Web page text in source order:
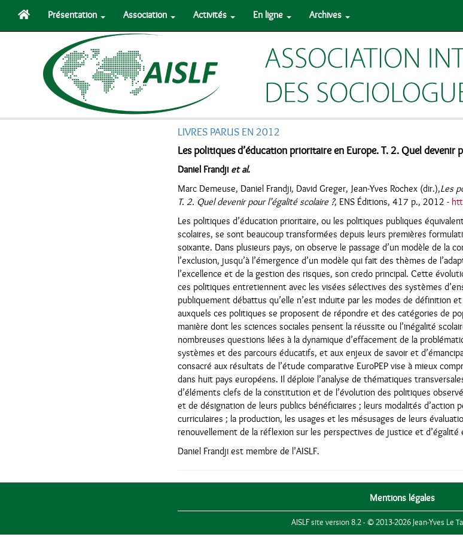
Présentation Association Activités En ligne Archives
LIVRES PARUS EN 2012
Les politiques d’éducation prioritaire en Europe. T. 2. Quel devenir
Daniel Frandji et al.
Marc Demeuse, Daniel Frandji, David Greger, Jean-Yves Rochex (dir.),Les
T. 2. Quel devenir pour l’égalité scolaire ?, ENS Éditions, 417 p., 2012 -
Les politiques d’éducation prioritaire, ou les politiques publiques
scolaires, se sont beaucoup transformées depuis leurs premières
soixante. Dans plusieurs pays, on observe le passage d’un modèle de la
l’exclusion, jusqu’à l’émergence d’un modèle qui fait des thèmes de
l’excellence et de la gestion des risques, son credo principal. Cette
ces politiques entretiennent avec les visées sélectives des systèmes
publiquement débattus qu’elle n’est induite par les modes de définition
auxquels ces politiques se proposent de répondre et des catégories de
manière dont les sciences sociales pensent la réussite ou l’inégalité
nombreuses questions liées à la dynamique d’effacement de la
systèmes et des parcours éducatifs, et aux enjeux de savoir et
consacré aux résultats de l’étude comparative EuroPEP vise à mieux
dans huit pays européens. Il déploie l’analyse de thématiques
d’éléments clefs de la constitution et de l’évolution des politiques
et de désignation de leurs publics bénéficiaires ; leurs modalités d’action
curriculaires ; la production, les usages et les mésusages de leurs
renouvellement de la réflexion sur les perspectives de justice et d’égalité
Daniel Frandji est membre de l’AISLF.
Mentions légales
AISLF site version 8.2 - © 2013-2026 Jean-Yves Le